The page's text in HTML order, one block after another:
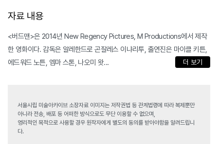
자료 내용
<버드맨>은 2014년 New Regency Pictures, M Productions에서 제작
한 영화이다. 감독은 알레한드로 곤잘레스 이냐리투, 출연진은 마이클 키튼,
에드워드 노튼, 엠마 스톤, 나오미 왓...
더 보기
서울시립 미술아카이브 소장자료 이미지는 저작권법 등 관계법령에 따라 복제뿐만
아니라 전송, 배포 등 어떠한 방식으로도 무단 이용할 수 없으며,
영리적인 목적으로 사용할 경우 원작자에게 별도의 동의를 받아야함을 알려드립니
다.